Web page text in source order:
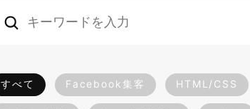
すべて Facebook集客 HTML/CSS